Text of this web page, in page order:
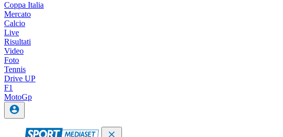
Coppa Italia
Mercato
Calcio
Live
Risultati
Video
Foto
Tennis
Drive UP
F1
MotoGp